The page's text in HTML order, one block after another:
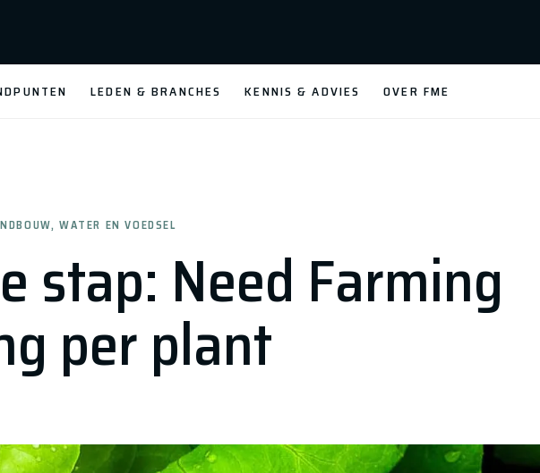
LEDEN & BRANCHES KENNIS & ADVIES OVER FME
stap: Need Farming
per plant
WATER EN VOEDSEL